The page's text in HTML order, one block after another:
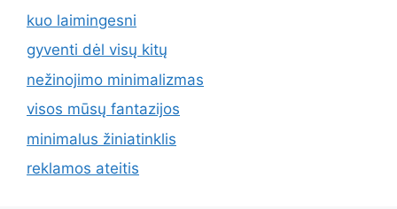
kuo laimingesni
gyventi dėl visų kitų
nežinojimo minimalizmas
visos mūsų fantazijos
minimalus žiniatinklis
reklamos ateitis